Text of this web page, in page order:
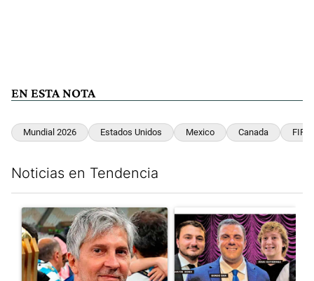
EN ESTA NOTA
Mundial 2026 Estados Unidos Mexico Canada FIFA
Noticias en Tendencia
Un artículo de tendencia con el título "Murió Jorge Messi, el
Un artículo de tendencia con